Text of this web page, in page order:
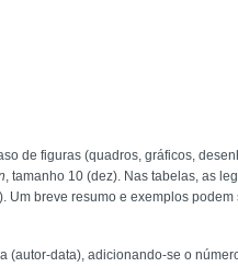
de figuras (quadros, gráficos,
, tamanho 10 (dez). Nas tabelas, as
Um breve resumo e exemplos
(autor-data), adicionando-se o